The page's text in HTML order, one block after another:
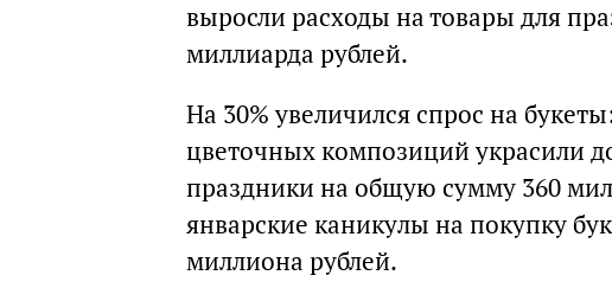
выросли расходы на товары для
миллиарда рублей.
На 30% увеличился спрос на
цветочных композиций украсили
праздники на общую сумму 360
январские каникулы на покупку
миллиона рублей.